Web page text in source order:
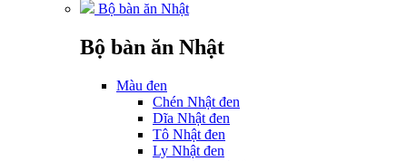
Bộ bàn ăn Nhật
Bộ bàn ăn Nhật
Màu đen
Chén Nhật đen
Dĩa Nhật đen
Tô Nhật đen
Ly Nhật đen